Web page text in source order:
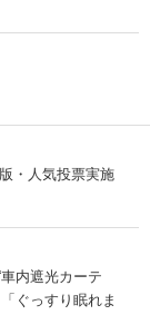
・人気投票実施
内遮光カーテ
ぐっすり眠れま